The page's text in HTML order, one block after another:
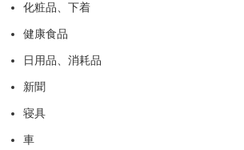
化粧品、下着
健康食品
日用品、消耗品
新聞
寝具
車